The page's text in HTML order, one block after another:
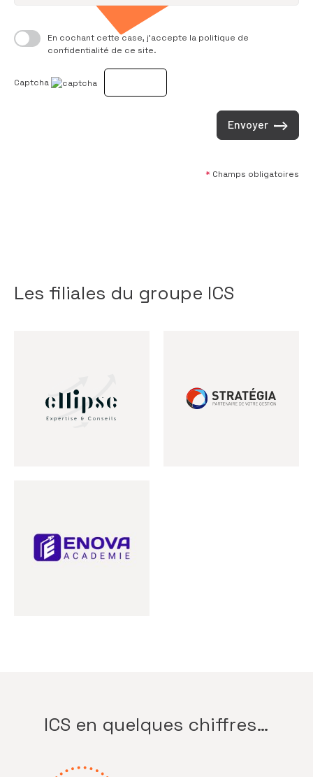
En cochant cette case, j’accepte la politique de
confidentialité de ce site.
Captcha
Envoyer
* Champs obligatoires
Les filiales du groupe ICS
ICS en quelques chiffres…